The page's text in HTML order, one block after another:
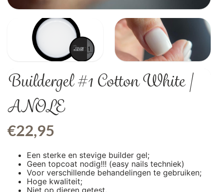
Buildergel #1 Cotton White |
ANOLE
€22,95
Een sterke en stevige builder gel;
Geen topcoat nodig!!! (easy nails techniek)
Voor verschillende behandelingen te gebruiken;
Hoge kwaliteit;
Niet op dieren getest.